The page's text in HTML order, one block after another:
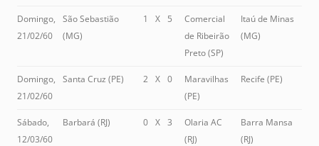
Domingo,
21/02/60
São Sebastião
(MG)
1 X 5
Comercial
de Ribeirão
Preto (SP)
Itaú de Minas
(MG)
Domingo,
21/02/60
Santa Cruz (PE) 2 X 0
Maravilhas
(PE)
Recife (PE)
Sábado,
12/03/60
Barbará (RJ) 0 X 3
Olaria AC
(RJ)
Barra Mansa
(RJ)